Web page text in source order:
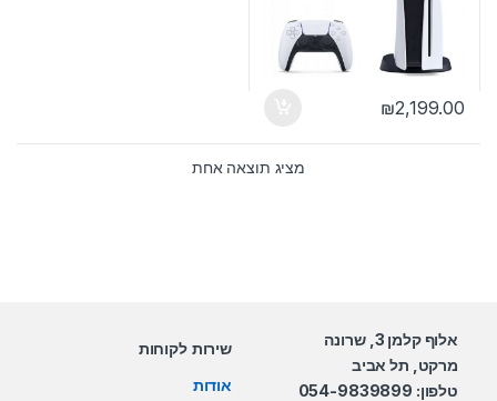
₪2,199.00
מציג תוצאה אחת
אלוף קלמן 3, שרונה
מרקט, תל אביב
טלפון: 054-9839899
שירות לקוחות
אודות